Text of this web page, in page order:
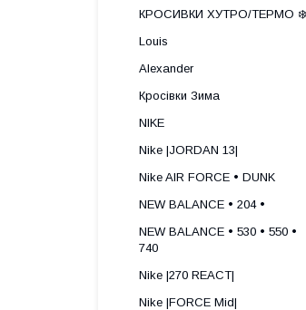
КРОСИВКИ ХУТРО/ТЕРМО ❄️
Louis
Alexander
Кросівки Зима
NIKE
Nike |JORDAN 13|
Nike AIR FORCE • DUNK
NEW BALANCE • 204 •
NEW BALANCE • 530 • 550 •
740
Nike |270 REACT|
Nike |FORCE Mid|